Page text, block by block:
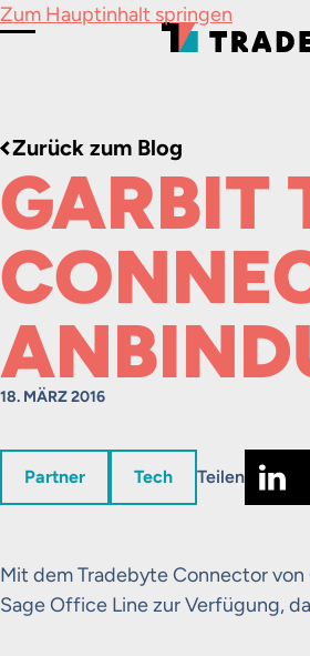
Zum Hauptinhalt springen
Menü umschalten
Zurück zum Blog
GARBIT
18. MÄRZ 2016
in
Partner in
Tech Teilen
Mit dem Tradebyte Connector
Sage Office Line zur Verfügung,